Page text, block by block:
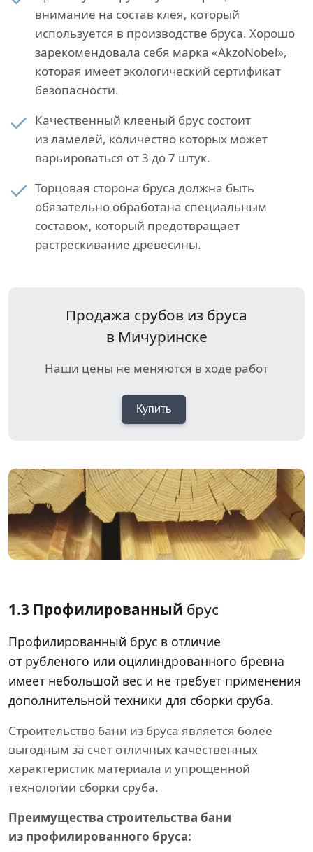
внимание на состав клея, который
используется в производстве бруса. Хорошо
зарекомендовала себя марка «AkzoNobel»,
которая имеет экологический сертификат
безопасности.
Качественный клееный брус состоит
из ламелей, количество которых может
варьироваться от 3 до 7 штук.
Торцовая сторона бруса должна быть
обязательно обработана специальным
составом, который предотвращает
растрескивание древесины.
Продажа срубов из бруса
в Мичуринске
Наши цены не меняются в ходе работ
Купить
1.3 Профилированный брус
Профилированный брус в отличие
от рубленого или оцилиндрованного бревна
имеет небольшой вес и не требует применения
дополнительной техники для сборки сруба.
Строительство бани из бруса является более
выгодным за счет отличных качественных
характеристик материала и упрощенной
технологии сборки сруба.
Преимущества строительства бани
из профилированного бруса: